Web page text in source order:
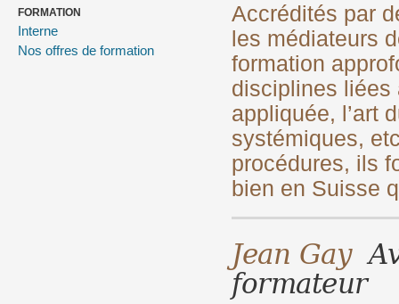
FORMATION
Interne
Nos offres de formation
Accrédités par
les médiateurs
formation
disciplines liées
appliquée, l’art
systémiques,
procédures, ils
bien en Suisse
Jean Gay
formateur